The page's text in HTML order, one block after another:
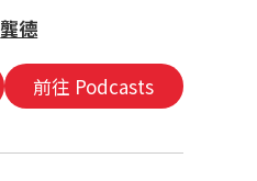
龔德
前往 Podcasts